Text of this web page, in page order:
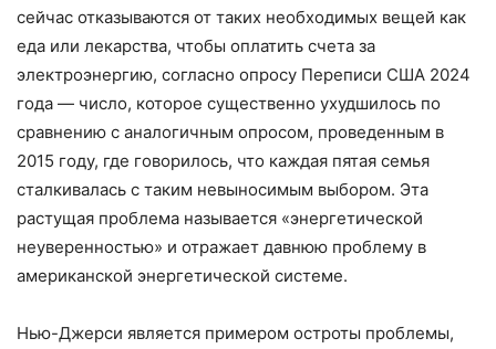
сейчас отказываются от таких необходимых вещей как
еда или лекарства, чтобы оплатить счета за
электроэнергию, согласно опросу Переписи США 2024
года — число, которое существенно ухудшилось по
сравнению с аналогичным опросом, проведенным в
2015 году, где говорилось, что каждая пятая семья
сталкивалась с таким невыносимым выбором. Эта
растущая проблема называется «энергетической
неуверенностью» и отражает давнюю проблему в
американской энергетической системе.
Нью-Джерси является примером остроты проблемы,